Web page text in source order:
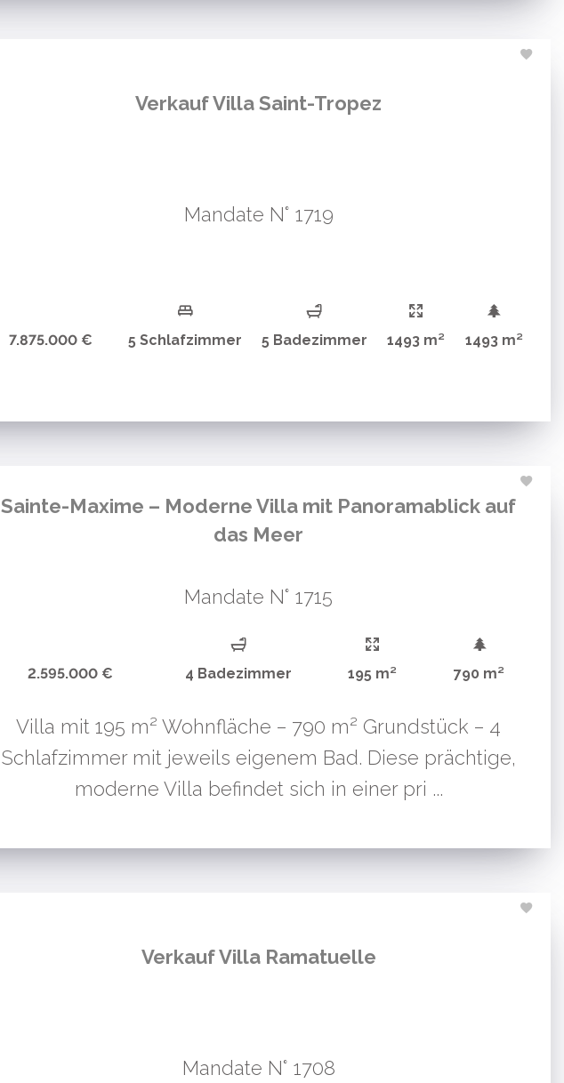
Verkauf Villa Saint-Tropez
Mandate N° 1719
7.875.000 € 5 Schlafzimmer 5 Badezimmer 1493 m² 1493 m²
Sainte-Maxime – Moderne Villa mit Panoramablick auf
das Meer
Mandate N° 1715
2.595.000 € 4 Badezimmer 195 m² 790 m²
Villa mit 195 m² Wohnfläche – 790 m² Grundstück – 4
Schlafzimmer mit jeweils eigenem Bad. Diese prächtige,
moderne Villa befindet sich in einer pri ...
Verkauf Villa Ramatuelle
Mandate N° 1708